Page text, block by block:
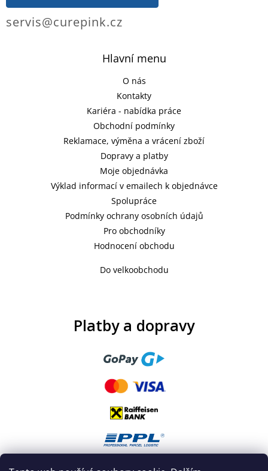
Hlavní menu
O nás
Kontakty
Kariéra - nabídka práce
Obchodní podmínky
Reklamace, výměna a vrácení zboží
Dopravy a platby
Moje objednávka
Výklad informací v emailech k objednávce
Spolupráce
Podmínky ochrany osobních údajů
Pro obchodníky
Hodnocení obchodu
Do velkoobchodu
servis@curepink.cz
Platby a dopravy